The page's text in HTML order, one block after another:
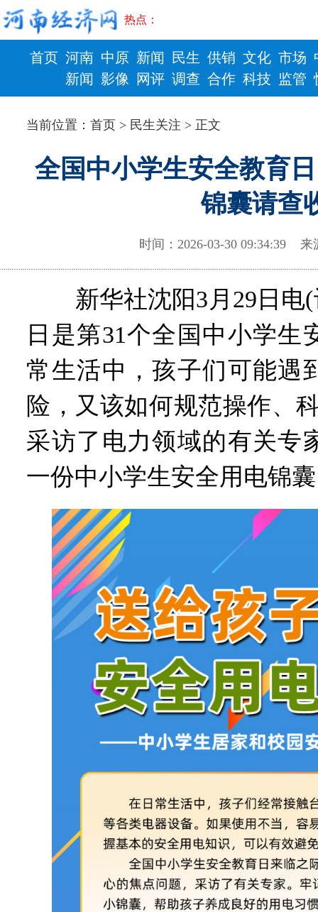
热点：
首页 河南
新闻
中原
影像
新闻
网评
民生
调查
供销
合作
文化
科技
市场
监管
财政 健康
当前位置：首页 > 民生关注 > 正文
全国中小学生安全教育
锦囊请查
时间：2026-03-30 09:34:39
新华社沈阳3月29日电(
日是第31个全国中小学生
常生活中，孩子们可能遇
险，又该如何规范操作、
采访了电力领域的有关专
一份中小学生安全用电锦